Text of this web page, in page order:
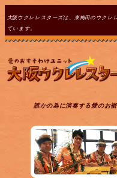
大阪ウクレレスターズは、東梅田のウクレ
ています。
誰かの為に演奏する愛のお